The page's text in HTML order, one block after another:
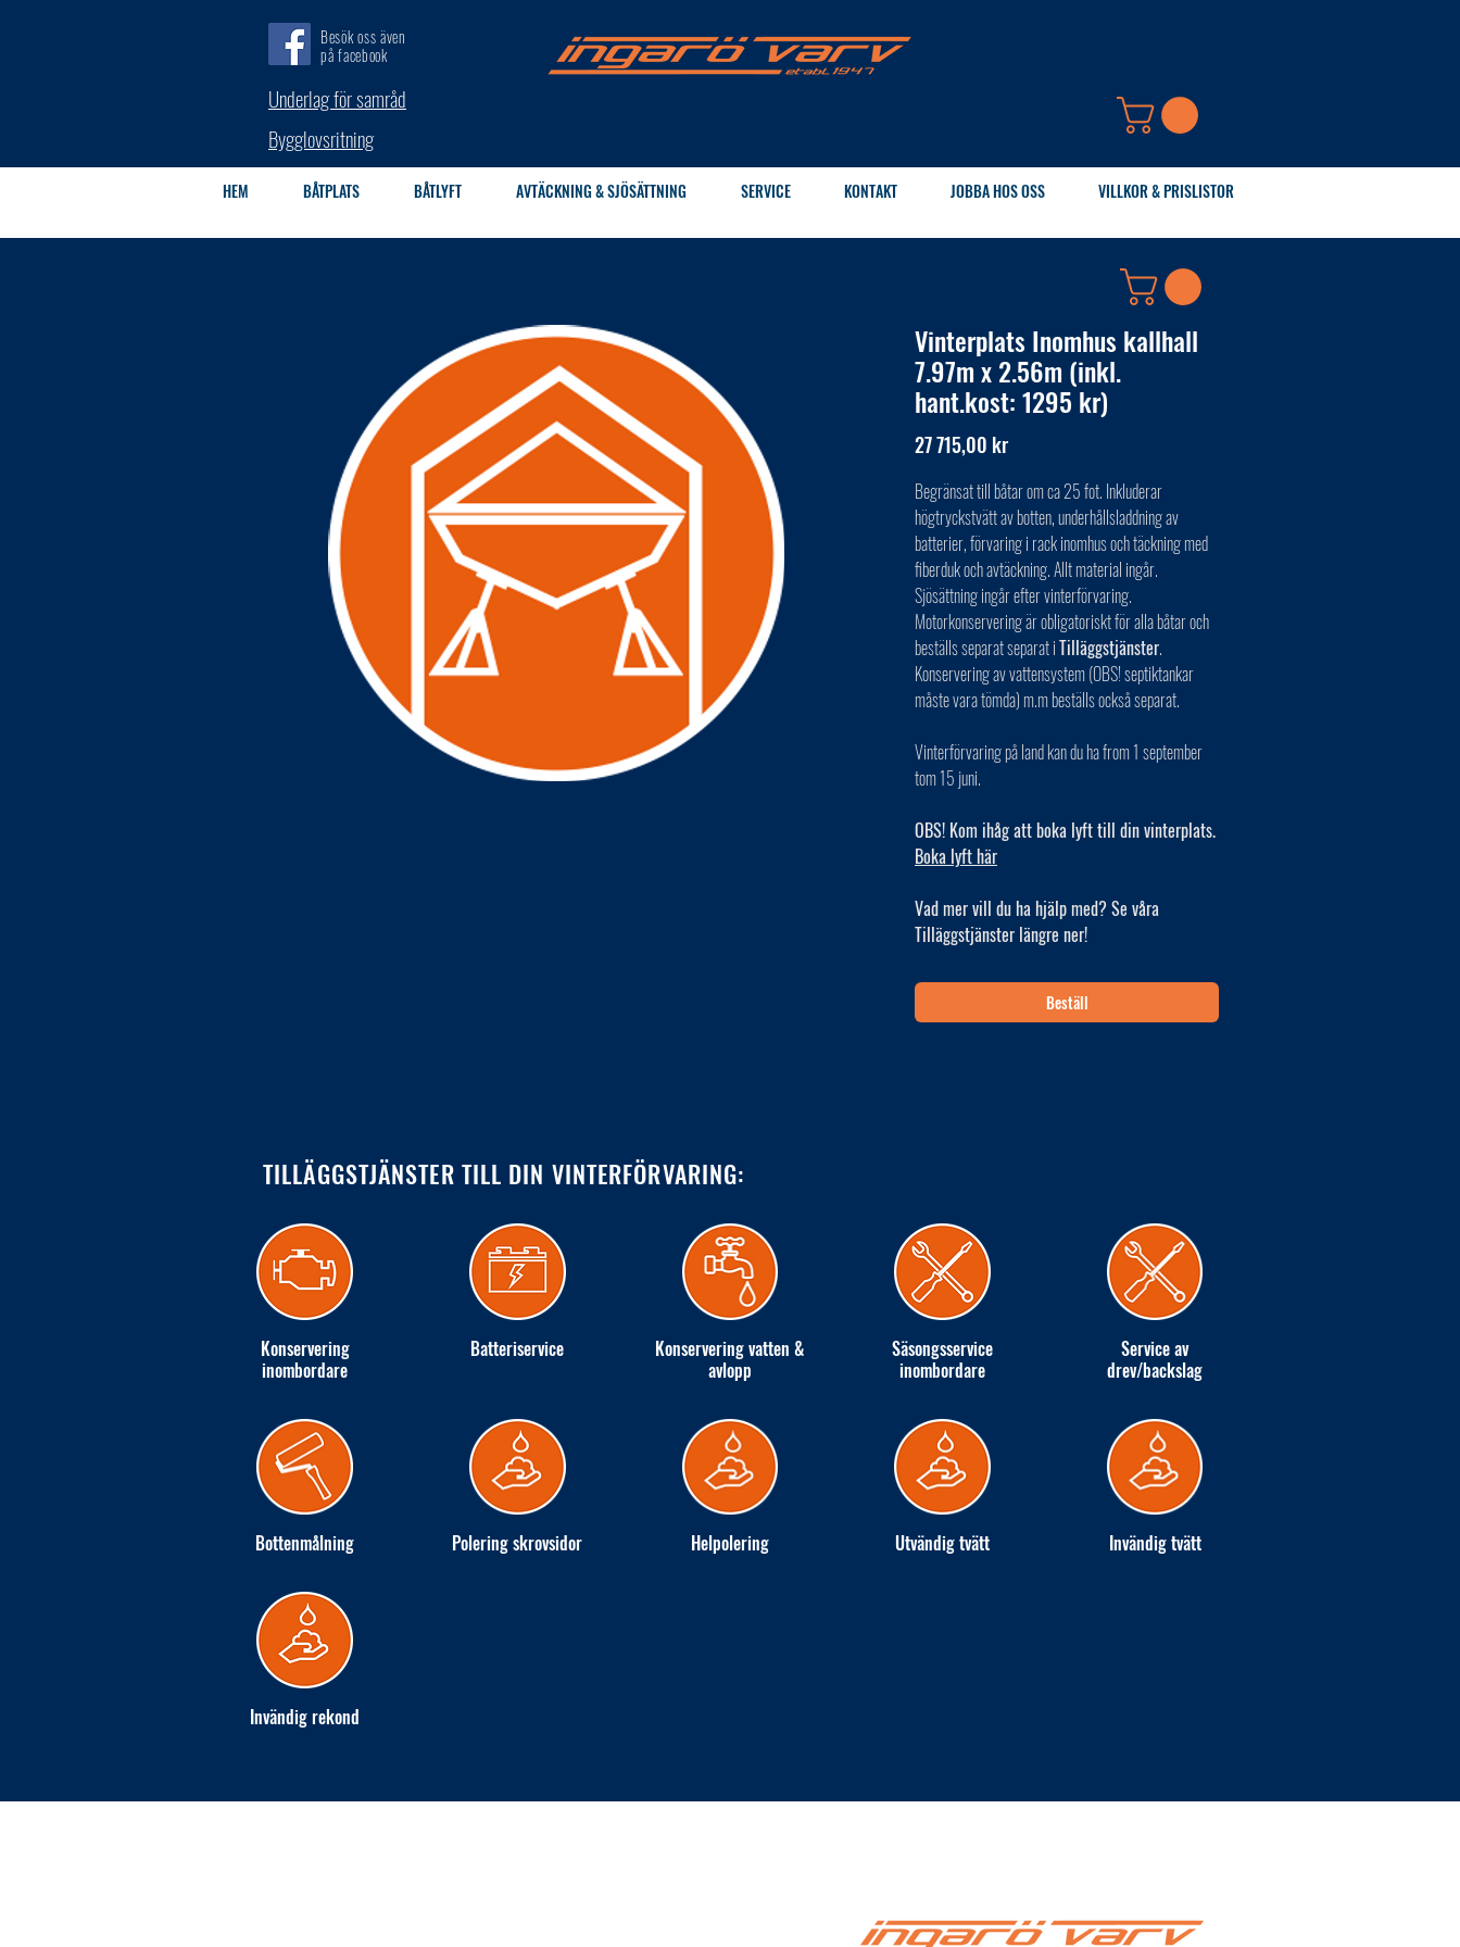
Besök oss även
på facebook
Underlag för samråd
Bygglovsritning
HEM BÅTPLATS BÅTLYFT AVTÄCKNING & SJÖSÄTTNING SERVICE KONTAKT JOBBA HOS OSS VILLKOR & PRISLISTOR
TILLÄGGSTJÄNSTER TILL DIN VINTERFÖRVARING:
Konservering
inombordare
Batteriservice
Konservering vatten &
avlopp
Säsongsservice
inombordare
Service av
drev/backslag
Bottenmålning Polering skrovsidor Helpolering Utvändig tvätt Invändig tvätt
Invändig rekond
Vinterplats Inomhus kallhall
7.97m x 2.56m (inkl.
hant.kost: 1295 kr)
27 715,00 krPris
Begränsat till båtar om ca 25 fot. Inkluderar
högtryckstvätt av botten, underhållsladdning av
batterier, förvaring i rack inomhus och täckning med
fiberduk och avtäckning. Allt material ingår.
Sjösättning ingår efter vinterförvaring.
Motorkonservering är obligatoriskt för alla båtar och
beställs separat separat iTilläggstjänster.
Konservering av vattensystem (OBS! septiktankar
måste vara tömda) m.m beställs också separat.
Vinterförvaring på land kan du ha from 1 september
tom 15 juni.
OBS! Kom ihåg att boka lyft till din vinterplats.
Boka lyft här
Vad mer vill du ha hjälp med? Se våra
Tilläggstjänster längre ner!
Beställ